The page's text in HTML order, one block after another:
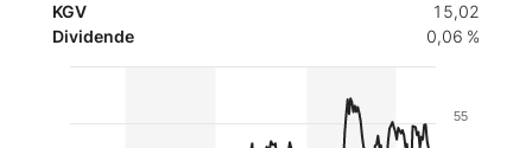
KGV
15,02
Dividende
0,06 %
55